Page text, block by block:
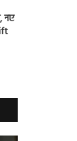
नए